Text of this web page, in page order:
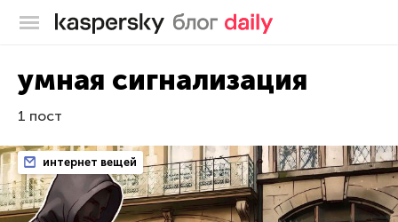
Блог Касперского
умная сигнализация
1 пост
интернет вещей